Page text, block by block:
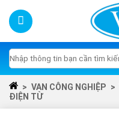
Skip
content
Tìm
kiếm:
> VAN CÔNG NGHIỆP >
ĐIỆN TỪ